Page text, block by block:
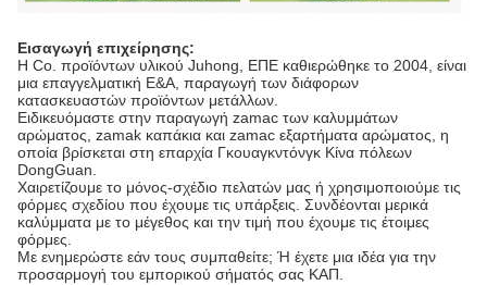
Εισαγωγή επιχείρησης:
Η Co. προϊόντων υλικού Juhong, ΕΠΕ καθιερώθηκε το 2004, είναι
μια επαγγελματική Ε&Α, παραγωγή των διάφορων
κατασκευαστών προϊόντων μετάλλων.
Ειδικευόμαστε στην παραγωγή zamac των καλυμμάτων
αρώματος, zamak καπάκια και zamac εξαρτήματα αρώματος, η
οποία βρίσκεται στη επαρχία Γκουαγκντόνγκ Κίνα πόλεων
DongGuan.
Χαιρετίζουμε το μόνος-σχέδιο πελατών μας ή χρησιμοποιούμε τις
φόρμες σχεδίου που έχουμε τις υπάρξεις. Συνδέονται μερικά
καλύμματα με το μέγεθος και την τιμή που έχουμε τις έτοιμες
φόρμες.
Με ενημερώστε εάν τους συμπαθείτε; Ή έχετε μια ιδέα για την
προσαρμογή του εμπορικού σήματός σας ΚΑΠ.